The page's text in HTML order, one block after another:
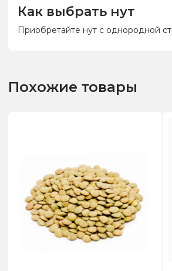
Как выбрать нут
Приобретайте нут с однородной
Похожие товары